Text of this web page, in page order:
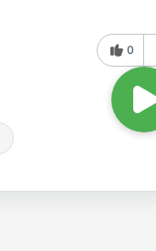
0